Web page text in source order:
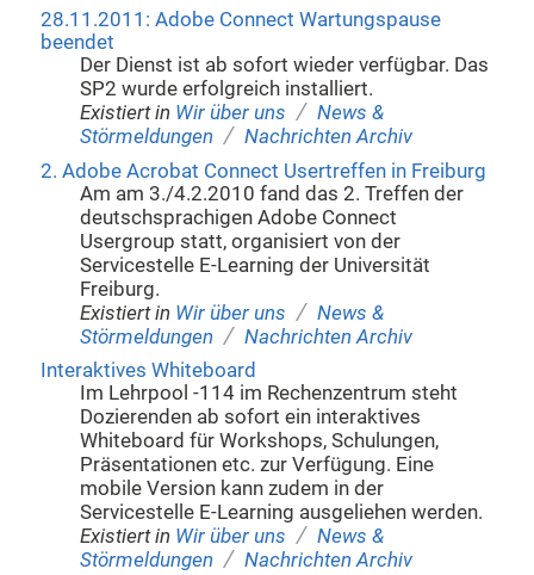
28.11.2011: Adobe Connect Wartungspause
beendet
Der Dienst ist ab sofort wieder verfügbar. Das
SP2 wurde erfolgreich installiert.
Existiert in Wir über uns / News &
Störmeldungen / Nachrichten Archiv
2. Adobe Acrobat Connect Usertreffen in Freiburg
Am am 3./4.2.2010 fand das 2. Treffen der
deutschsprachigen Adobe Connect
Usergroup statt, organisiert von der
Servicestelle E-Learning der Universität
Freiburg.
Existiert in Wir über uns / News &
Störmeldungen / Nachrichten Archiv
Interaktives Whiteboard
Im Lehrpool -114 im Rechenzentrum steht
Dozierenden ab sofort ein interaktives
Whiteboard für Workshops, Schulungen,
Präsentationen etc. zur Verfügung. Eine
mobile Version kann zudem in der
Servicestelle E-Learning ausgeliehen werden.
Existiert in Wir über uns / News &
Störmeldungen / Nachrichten Archiv